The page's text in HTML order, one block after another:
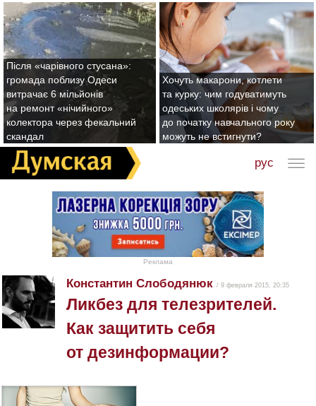
Після «чарівного стусана»:
громада поблизу Одеси
витрачає 6 мільйонів
на ремонт «нічийного»
колектора через фекальний
скандал
Хочуть макарони, котлети
та курку: чим годуватимуть
одеських школярів і чому
до початку навчального року
можуть не встигнути?
рус
Реклама
Константин Слободянюк / 9 февраля 2015, 20:35
Ликбез для телезрителей.
Как защитить себя
от дезинформации?